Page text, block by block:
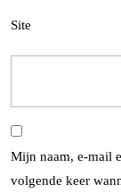
Site
Mijn naam, e-mail
volgende keer